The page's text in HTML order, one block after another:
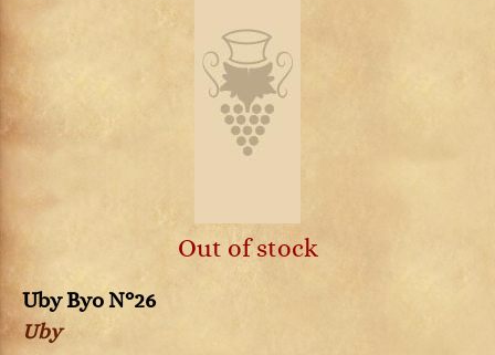
Out of stock
Uby Byo N°26
Uby